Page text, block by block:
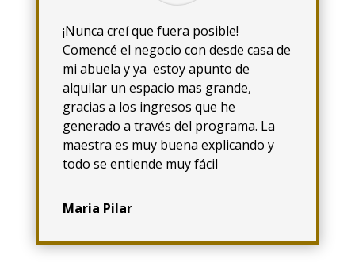
¡Nunca creí que fuera posible!
Comencé el negocio con desde casa de
mi abuela y ya estoy apunto de
alquilar un espacio mas grande,
gracias a los ingresos que he
generado a través del programa. La
maestra es muy buena explicando y
todo se entiende muy fácil
Maria Pilar